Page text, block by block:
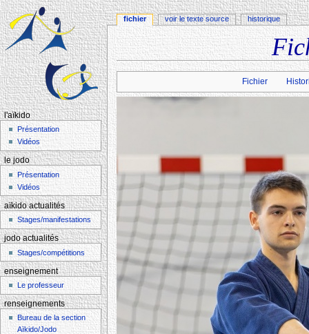
Aller à :navigation , rechercher
Fichier
fichier voir le texte source historique
l'aïkido
Présentation
Vidéos
le jodo
Présentation
Vidéos
aïkido actualités
Stages/manifestations
jodo actualités
Stages/compétitions
enseignement
Le professeur
renseignements
Bureau de la section
Aïkido/Jodo